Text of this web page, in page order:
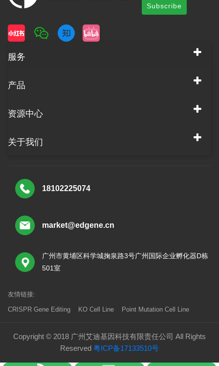
Subscribe
服务
产品
资源中心
关于我们
18102225074
market@edgene.cn
广州市黄埔区科学城掬泉路3号广州国际企业孵化器D栋
501室
友情链接:
CRISPR Gene Editing KO Cell Line Point Mutation Cell Line
Copyright © 2018 广州艾迪基因科技有限责任公司 All Rights
Reserved 粤ICP备17133510号